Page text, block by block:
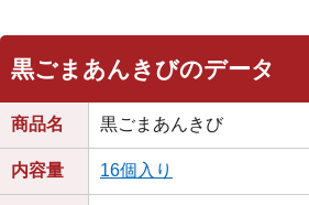
黒ごまあんきびのデータ
商品名 黒ごまあんきび
内容量 16個入り